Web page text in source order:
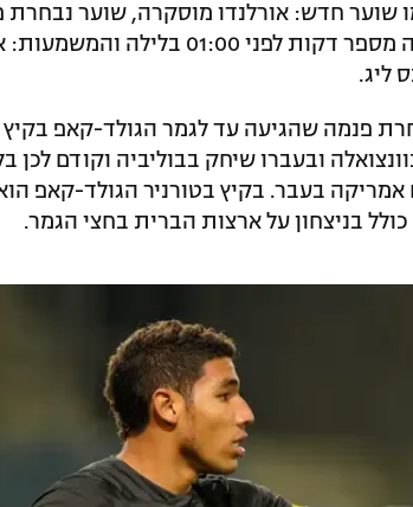
שוער חדש: אורלנדו מוסקרה, שוער
באישון לילה בישראל וחתם בקבוצה מספר דקות לפני
ליג.
בשער נבחרת פנמה שהגיעה עד לגמר הגולד-קאפ
ובעברו שיחק בבוליביה וקודם לכן
בעבר. בקיץ בטורניר הגולד-קאפ
בניצחון על ארצות הברית בחצי הגמר.